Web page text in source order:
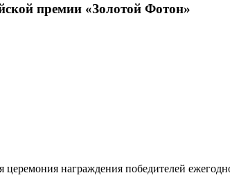
премии «Золотой Фотон»
церемония награждения победителей